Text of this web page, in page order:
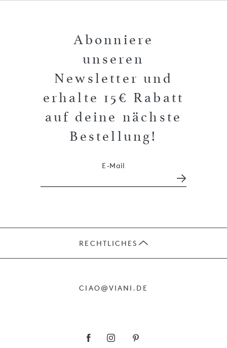
Abonniere
unseren
Newsletter und
erhalte 15€ Rabatt
auf deine nächste
Bestellung!
E-Mail
RECHTLICHES
CIAO@VIANI.DE